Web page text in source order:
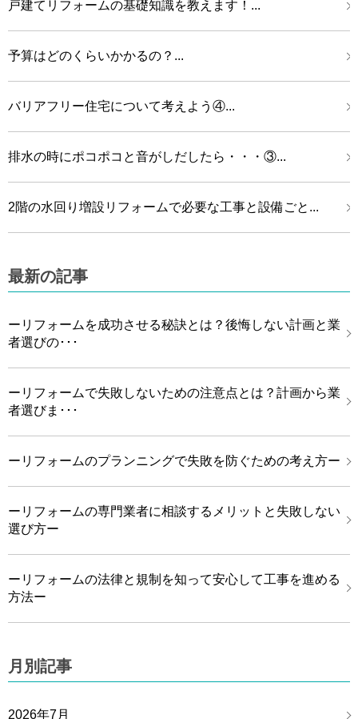
戸建てリフォームの基礎知識を教えます！...
予算はどのくらいかかるの？...
バリアフリー住宅について考えよう④...
排水の時にポコポコと音がしだしたら・・・③...
2階の水回り増設リフォームで必要な工事と設備ごと...
最新の記事
ーリフォームを成功させる秘訣とは？後悔しない計画と業
者選びの･･･
ーリフォームで失敗しないための注意点とは？計画から業
者選びま･･･
ーリフォームのプランニングで失敗を防ぐための考え方ー
ーリフォームの専門業者に相談するメリットと失敗しない
選び方ー
ーリフォームの法律と規制を知って安心して工事を進める
方法ー
月別記事
2026年7月